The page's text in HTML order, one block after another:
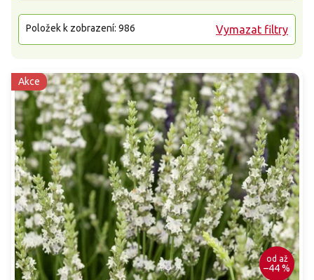
Vymazat filtry
Položek k zobrazení: 986
Akce
od až
–44 %